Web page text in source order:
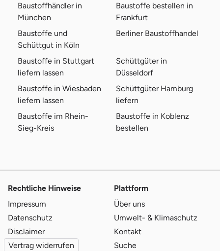
Baustoffhändler in
München
Baustoffe bestellen in
Frankfurt
Baustoffe und
Schüttgut in Köln
Berliner Baustoffhandel
Baustoffe in Stuttgart
liefern lassen
Schüttgüter in
Düsseldorf
Baustoffe in Wiesbaden
liefern lassen
Schüttgüter Hamburg
liefern
Baustoffe im Rhein-
Sieg-Kreis
Baustoffe in Koblenz
bestellen
Rechtliche Hinweise
Impressum
Datenschutz
Disclaimer
Vertrag widerrufen
Plattform
Über uns
Umwelt- & Klimaschutz
Kontakt
Suche